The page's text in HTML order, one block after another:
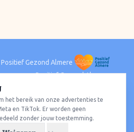
Gezond Almere
Positief Gezond Almere
PER WIJK
Almere StadAlmere BuitenAlmere Poort
Wat te doen
het bereik van onze advertenties te
en TikTok. Er worden geen
zonder jouw toestemming.